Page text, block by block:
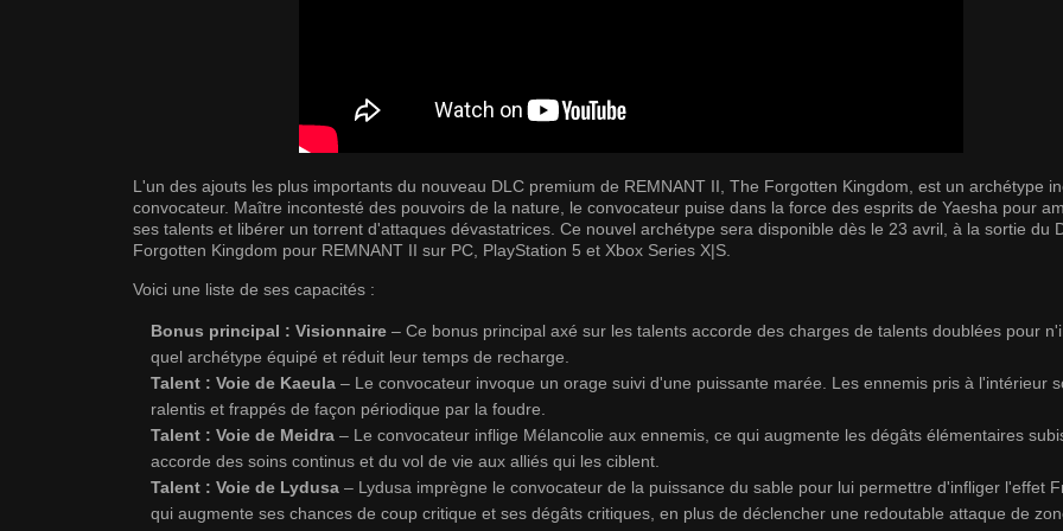
L'un des ajouts les plus importants du nouveau DLC premium de REMNANT II, The Forgotten Kingdom, est un archétype
convocateur. Maître incontesté des pouvoirs de la nature, le convocateur puise dans la force des esprits de Yaesha pour
ses talents et libérer un torrent d'attaques dévastatrices. Ce nouvel archétype sera disponible dès le 23 avril, à la sortie du
Forgotten Kingdom pour REMNANT II sur PC, PlayStation 5 et Xbox Series X|S.
Voici une liste de ses capacités :
Bonus principal : Visionnaire – Ce bonus principal axé sur les talents accorde des charges de talents doublées pour
quel archétype équipé et réduit leur temps de recharge.
Talent : Voie de Kaeula – Le convocateur invoque un orage suivi d'une puissante marée. Les ennemis pris à l'intérieur
ralentis et frappés de façon périodique par la foudre.
Talent : Voie de Meidra – Le convocateur inflige Mélancolie aux ennemis, ce qui augmente les dégâts élémentaires
accorde des soins continus et du vol de vie aux alliés qui les ciblent.
Talent : Voie de Lydusa – Lydusa imprègne le convocateur de la puissance du sable pour lui permettre d'infliger l'effet
qui augmente ses chances de coup critique et ses dégâts critiques, en plus de déclencher une redoutable attaque de